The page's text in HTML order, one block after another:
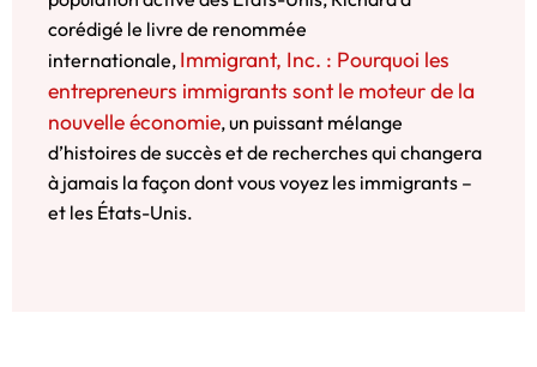
corédigé le livre de renommée
internationale, Immigrant, Inc. : Pourquoi les
entrepreneurs immigrants sont le moteur de la
nouvelle économie, un puissant mélange
d’histoires de succès et de recherches qui changera
à jamais la façon dont vous voyez les immigrants –
et les États-Unis.